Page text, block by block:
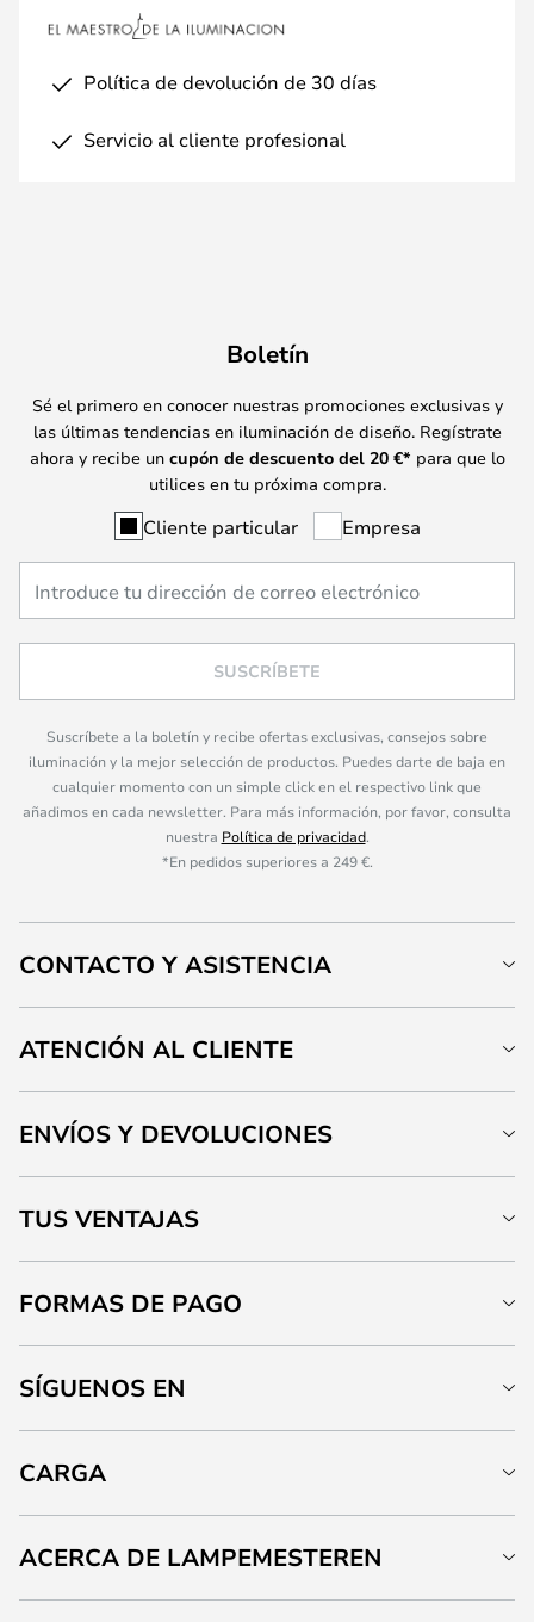
Política de devolución de 30 días
Servicio al cliente profesional
Boletín
Sé el primero en conocer nuestras promociones exclusivas y
las últimas tendencias en iluminación de diseño. Regístrate
ahora y recibe un cupón de descuento del 20 €* para que lo
utilices en tu próxima compra.
Cliente particular Empresa
SUSCRÍBETE
Suscríbete a la boletín y recibe ofertas exclusivas, consejos sobre
iluminación y la mejor selección de productos. Puedes darte de baja en
cualquier momento con un simple click en el respectivo link que
añadimos en cada newsletter. Para más información, por favor, consulta
nuestra Política de privacidad.
*En pedidos superiores a 249 €.
CONTACTO Y ASISTENCIA
ATENCIÓN AL CLIENTE
ENVÍOS Y DEVOLUCIONES
TUS VENTAJAS
FORMAS DE PAGO
SÍGUENOS EN
CARGA
ACERCA DE LAMPEMESTEREN